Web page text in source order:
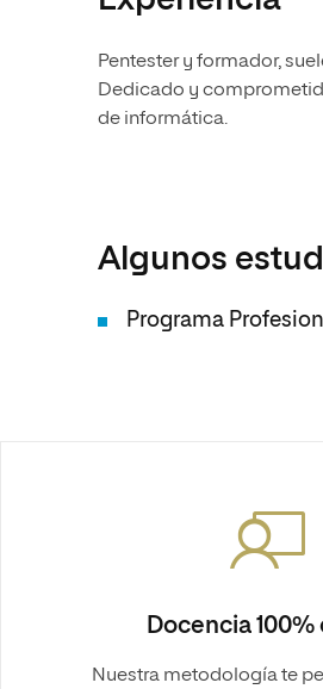
Pentester y formador,
Dedicado y
de informática.
Algunos
Programa
Docencia 100%
Nuestra metodología te